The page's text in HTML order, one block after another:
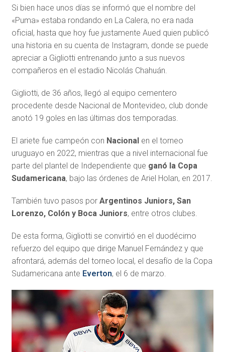
Si bien hace unos días se informó que el nombre del
«Puma» estaba rondando en La Calera, no era nada
oficial, hasta que hoy fue justamente Aued quien publicó
una historia en su cuenta de Instagram, donde se puede
apreciar a Gigliotti entrenando junto a sus nuevos
compañeros en el estadio Nicolás Chahuán.
Gigliotti, de 36 años, llegó al equipo cementero
procedente desde Nacional de Montevideo, club donde
anotó 19 goles en las últimas dos temporadas.
El ariete fue campeón con Nacional en el torneo
uruguayo en 2022, mientras que a nivel internacional fue
parte del plantel de Independiente que ganó la Copa
Sudamericana, bajo las órdenes de Ariel Holan, en 2017.
También tuvo pasos por Argentinos Juniors, San
Lorenzo, Colón y Boca Juniors, entre otros clubes.
De esta forma, Gigliotti se convirtió en el duodécimo
refuerzo del equipo que dirige Manuel Fernández y que
afrontará, además del torneo local, el desafío de la Copa
Sudamericana ante Everton, el 6 de marzo.